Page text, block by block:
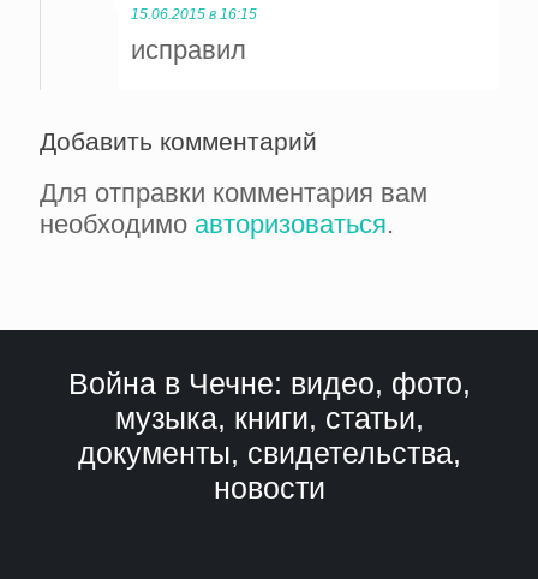
15.06.2015 в 16:15
исправил
Добавить комментарий
Для отправки комментария вам
необходимо авторизоваться.
Война в Чечне: видео, фото,
музыка, книги, статьи,
документы, свидетельства,
новости